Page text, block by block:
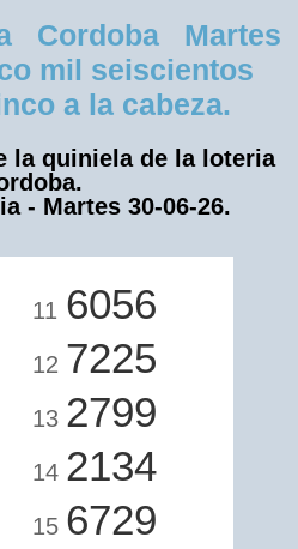
Cordoba Martes
mil seiscientos
a la cabeza.
la quiniela de la loteria
- Martes 30-06-26.
11 6056
12 7225
13 2799
14 2134
15 6729